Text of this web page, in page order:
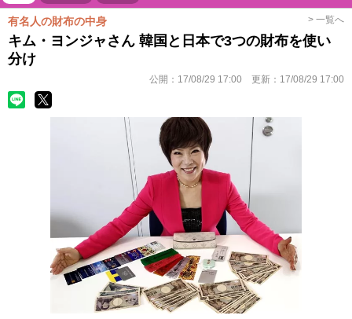
有名人の財布の中身 > 一覧へ
キム・ヨンジャさん 韓国と日本で3つの財布を使い
分け
公開： 17/08/29 17:00 更新： 17/08/29 17:00